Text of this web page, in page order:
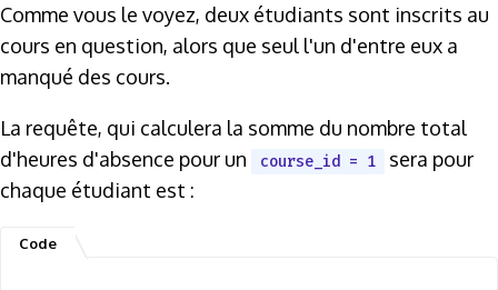
Comme vous le voyez, deux étudiants sont inscrits au
cours en question, alors que seul l'un d'entre eux a
manqué des cours.
La requête, qui calculera la somme du nombre total
d'heures d'absence pour un
course_id = 1
sera pour
chaque étudiant est :